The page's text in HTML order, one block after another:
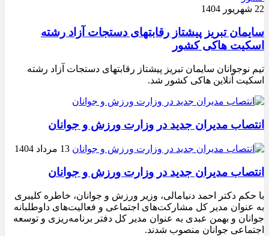
22 شهریور 1404
سایمان تبریز پیشتاز رقابتهای دستجات آزاد رشته
اسکیت هاکی کشور
تیم نوجوانان سایمان تبریز پیشتاز رقابتهای دستجات آزاد رشته
اسکیت آنلاین هاکی کشور شد.
انتصاب مدیران جدید در وزارت ورزش و جوانان
13 مرداد 1404
انتصاب مدیران جدید در وزارت ورزش و جوانان
با حکم دکتر احمد دنیامالی، وزیر ورزش و جوانان، خاطره کلیبری
به عنوان مدیر کل مشارکت‌های اجتماعی و فعالیت‌های داوطلبانه
جوانان و بهمن عبدی به عنوان مدیر کل دفتر برنامه‌ریزی و توسعه
اجتماعی جوانان منصوب شدند.